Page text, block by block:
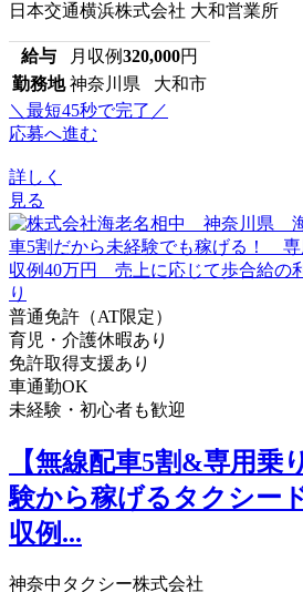
日本交通横浜株式会社 大和営業所
給与 月収例320,000円
勤務地 神奈川県 大和市
＼最短45秒で完了／
応募へ進む
詳しく
見る
普通免許（AT限定）
育児・介護休暇あり
免許取得支援あり
車通勤OK
未経験・初心者も歓迎
【無線配車5割&専用乗
験から稼げるタクシー
収例...
神奈中タクシー株式会社